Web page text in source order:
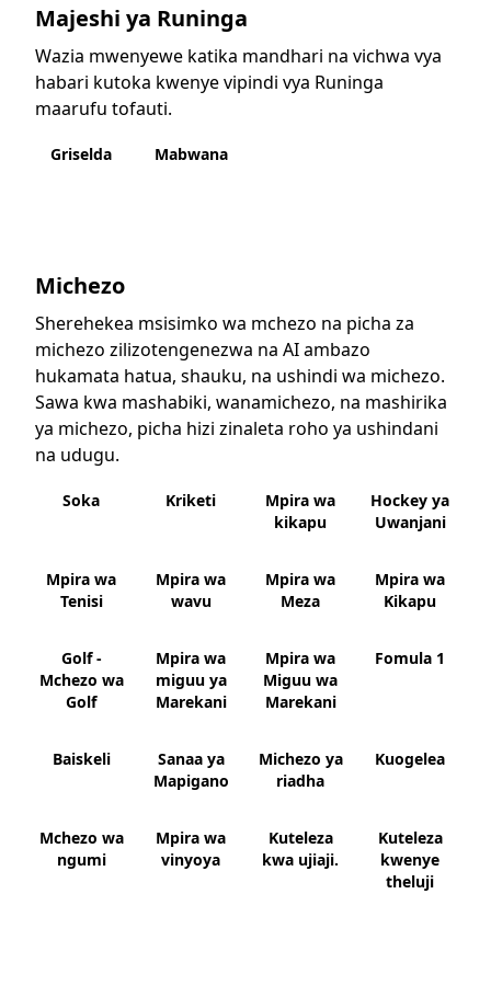
Majeshi ya Runinga
Wazia mwenyewe katika mandhari na vichwa vya
habari kutoka kwenye vipindi vya Runinga
maarufu tofauti.
Griselda Mabwana
Michezo
Sherehekea msisimko wa mchezo na picha za
michezo zilizotengenezwa na AI ambazo
hukamata hatua, shauku, na ushindi wa michezo.
Sawa kwa mashabiki, wanamichezo, na mashirika
ya michezo, picha hizi zinaleta roho ya ushindani
na udugu.
Soka Kriketi
Mpira wa
kikapu
Hockey ya
Uwanjani
Mpira wa
Tenisi
Mpira wa
wavu
Mpira wa
Meza
Mpira wa
Kikapu
Golf -
Mchezo wa
Golf
Mpira wa
miguu ya
Marekani
Mpira wa
Miguu wa
Marekani
Fomula 1
Baiskeli
Sanaa ya
Mapigano
Michezo ya
riadha
Kuogelea
Mchezo wa
ngumi
Mpira wa
vinyoya
Kuteleza
kwa ujiaji.
Kuteleza
kwenye
theluji